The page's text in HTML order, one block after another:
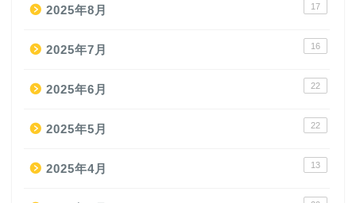
2025年8月 17
2025年7月 16
2025年6月 22
2025年5月 22
2025年4月 13